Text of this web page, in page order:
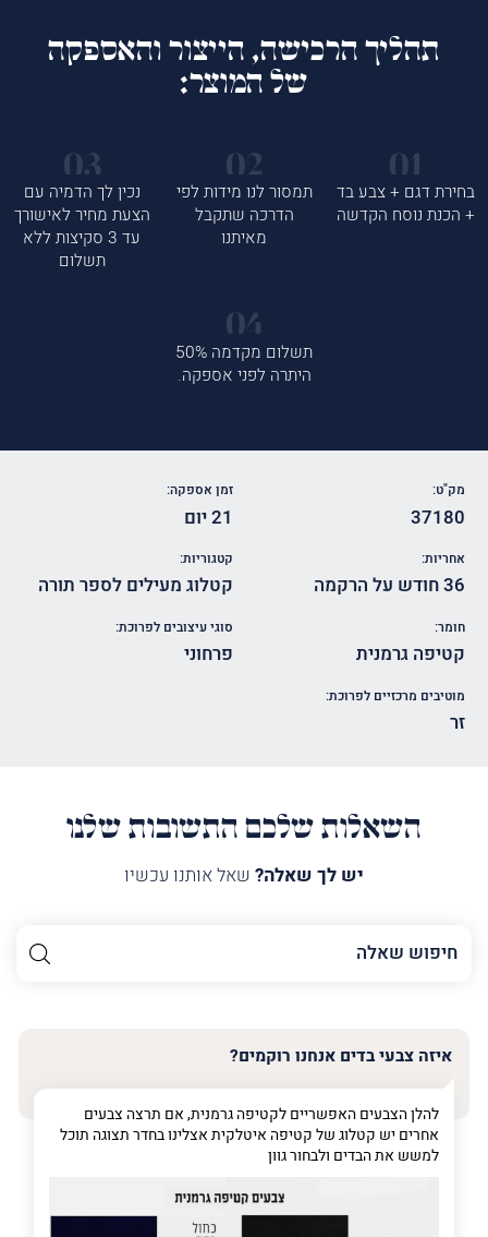
תהליך הרכישה, הייצור והאספקה
של המוצר:
בחירת דגם + צבע בד
+ הכנת נוסח הקדשה
תמסור לנו מידות לפי
הדרכה שתקבל
מאיתנו
נכין לך הדמיה עם
הצעת מחיר לאישורך
עד 3 סקיצות ללא
תשלום
תשלום מקדמה 50%
היתרה לפני אספקה.
מק"ט:
37180
זמן אספקה:
21 יום
אחריות:
36 חודש על הרקמה
קטגוריות:
קטלוג מעילים לספר תורה
חומר:
קטיפה גרמנית
סוגי עיצובים לפרוכת:
פרחוני
מוטיבים מרכזיים לפרוכת:
זר
השאלות שלכם התשובות שלנו
יש לך שאלה? שאל אותנו עכשיו
השם
שלך
טלפון (חובה)
איזה צבעי בדים אנחנו רוקמים?
להלן הצבעים האפשריים לקטיפה גרמנית, אם תרצה צבעים
אחרים יש קטלוג של קטיפה איטלקית אצלינו בחדר תצוגה תוכל
למשש את הבדים ולבחור גוון